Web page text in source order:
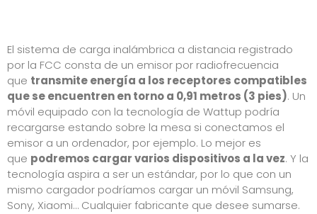
El sistema de carga inalámbrica a distancia registrado
por la FCC consta de un emisor por radiofrecuencia
que transmite energía a los receptores compatibles
que se encuentren en torno a 0,91 metros (3 pies). Un
móvil equipado con la tecnología de Wattup podría
recargarse estando sobre la mesa si conectamos el
emisor a un ordenador, por ejemplo. Lo mejor es
que podremos cargar varios dispositivos a la vez. Y la
tecnología aspira a ser un estándar, por lo que con un
mismo cargador podríamos cargar un móvil Samsung,
Sony, Xiaomi… Cualquier fabricante que desee sumarse.